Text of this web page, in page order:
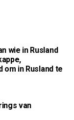
wie in Rusland
in Rusland te
van